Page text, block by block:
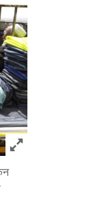
Click to